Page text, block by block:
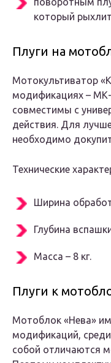
который
Плуги на
Мотокультиватор
модификациях –
совместимы с
действия. Для
необходимо
Технические
Ширина
Глубина
Масса – 8 кг.
Плуги к
Мотоблок «Нева»
модификаций,
собой отличаются